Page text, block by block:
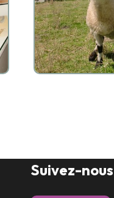
Suivez-nous